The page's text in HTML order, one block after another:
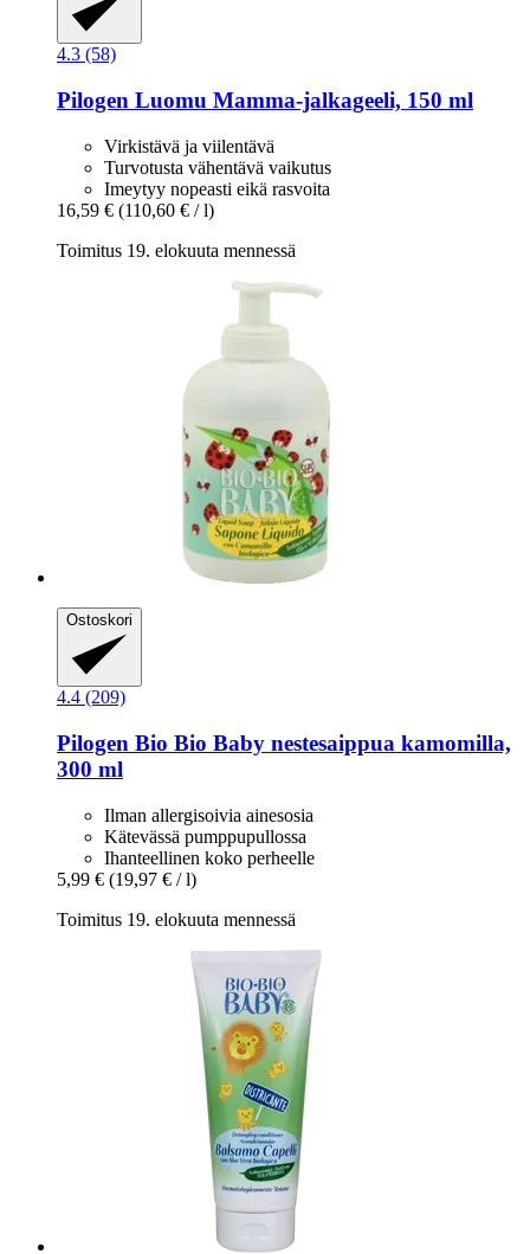
4.3 (58)
Pilogen Luomu Mamma-​jalkageeli, 150 ml
Virkistävä ja viilentävä
Turvotusta vähentävä vaikutus
Imeytyy nopeasti eikä rasvoita
16,59 € (110,60 € / l)
Toimitus 19. elokuuta mennessä
Ostoskori
4.4 (209)
Pilogen Bio Bio Baby nestesaippua kamomilla,
300 ml
Ilman allergisoivia ainesosia
Kätevässä pumppupullossa
Ihanteellinen koko perheelle
5,99 € (19,97 € / l)
Toimitus 19. elokuuta mennessä